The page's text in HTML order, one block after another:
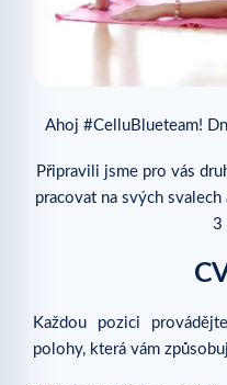
Ahoj #CelluBlueteam!
Připravili jsme pro vás
pracovat na svých
3
Každou pozici
polohy, která vám